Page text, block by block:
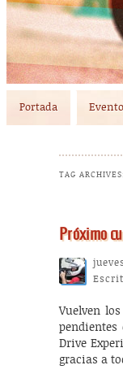
Skip to primary
Skip to secondary
Portada
TAG
Próximo
Vuelven
pendientes
Drive
gracias a